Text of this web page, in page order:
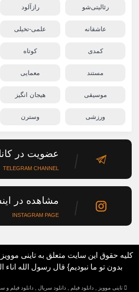
رئالیتی‌شو رازآلود
عاشقانه علمی-تخیلی
کمدی کوتاه
مستند معمایی
موسیقی هیجان انگیز
ورزشی وسترن
عضویت در
TELEGRAM CHANNEL
مشاهده در
INSTAGRAM PAGE
کلیه حقوق این سایت متعلق به تاینی
بدون تو ما نبودیم} قال رسول الله
تاینی موویز , دانلود فیلم , دانلود سریال , دانلود فیلم